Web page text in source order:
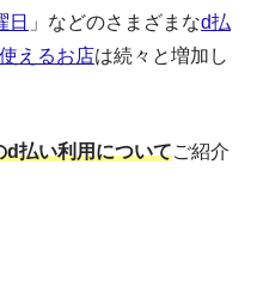
日 」などのさまざまなd払
えるお店は続々と増加し
d払い利用についてご紹介